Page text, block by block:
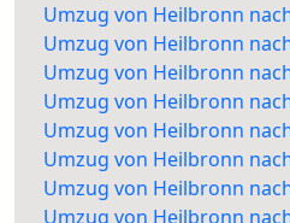
Umzug von Heilbronn
Umzug von Heilbronn
Umzug von Heilbronn
Umzug von Heilbronn
Umzug von Heilbronn
Umzug von Heilbronn
Umzug von Heilbronn
Umzug von Heilbronn